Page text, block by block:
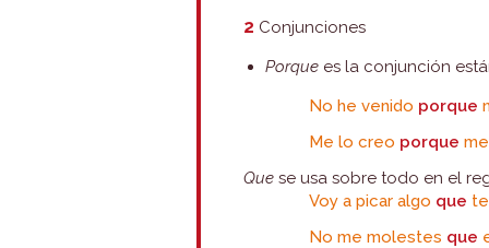
2 Conjunciones
Porque es la conjunción
No he venido porque
Me lo creo porque
Que se usa sobre todo en el
Voy a picar algo que
No me molestes que